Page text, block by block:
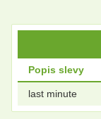
Popis slevy
last minute